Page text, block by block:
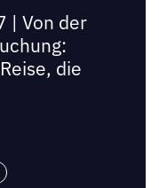
| Von der
die